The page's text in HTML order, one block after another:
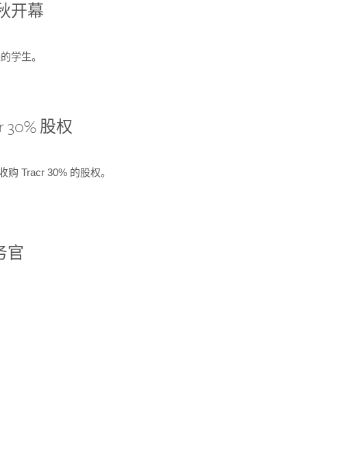
开幕
学生。
30% 股权
Tracr 30% 的股权。
官